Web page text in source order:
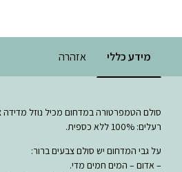
מידע כללי אזהרה
סולם הטמפרטורה במדחום מכיל נוזל מדידה
רעלים: 100% ללא כספית.
על גבי המדחום יש סולם צבעים ברור:
– אדום – המים חמים מדי.